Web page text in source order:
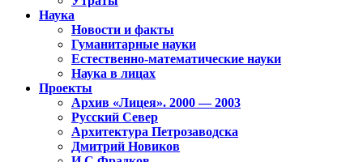
Наука
Новости и факты
Гуманитарные науки
Естественно-математические науки
Наука в лицах
Проекты
Архив «Лицея». 2000 — 2003
Русский Север
Архитектура Петрозаводска
Дмитрий Новиков